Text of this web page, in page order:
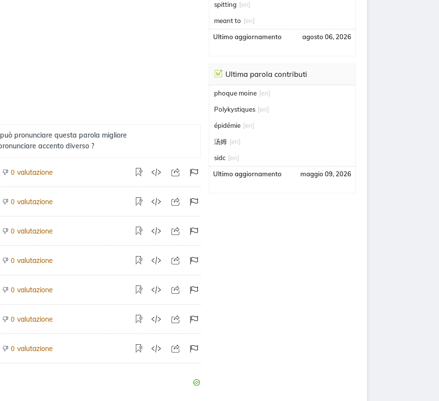
pronunciare questa parola migliore
accento diverso ?
0 valutazione
0 valutazione
0 valutazione
0 valutazione
0 valutazione
0 valutazione
0 valutazione
spitting [en]
meant to [en]
Ultimo aggiornamento agosto 06, 2026
Ultima parola contributi
phoque moine [en]
Polykystiques [en]
épidémie [en]
汤姆 [en]
sidc [en]
Ultimo aggiornamento maggio 09, 2026